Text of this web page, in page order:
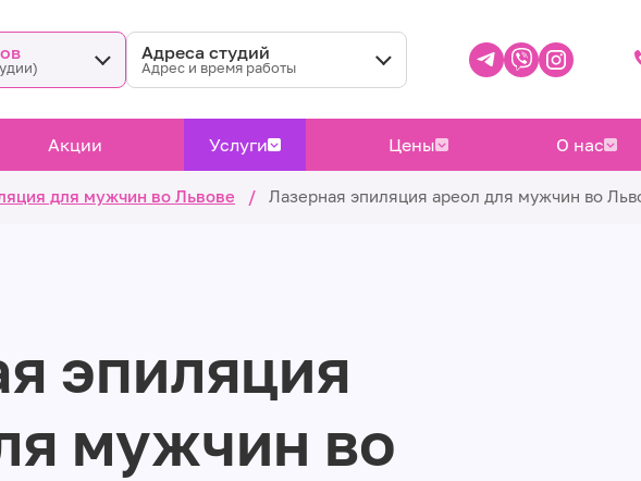
Адреса студий
Адрес и время работы
Акции Услуги Цены О нас
для мужчин во Львове / Лазерная эпиляция ареол для мужчин во
эпиляция
мужчин во